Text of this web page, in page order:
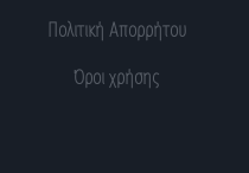
Πολιτική Απορρήτου
Όροι χρήσης